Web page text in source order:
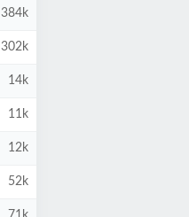
384k
302k
14k
11k
12k
52k